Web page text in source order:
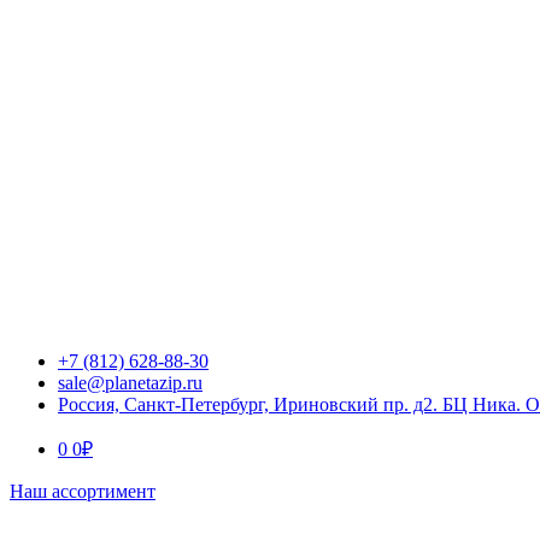
+7 (812) 628-88-30
sale@planetazip.ru
Россия, Санкт-Петербург, Ириновский пр. д2. БЦ Ника.
0 0₽
Наш ассортимент